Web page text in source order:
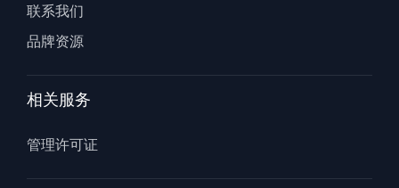
联系我们
品牌资源
相关服务
管理许可证